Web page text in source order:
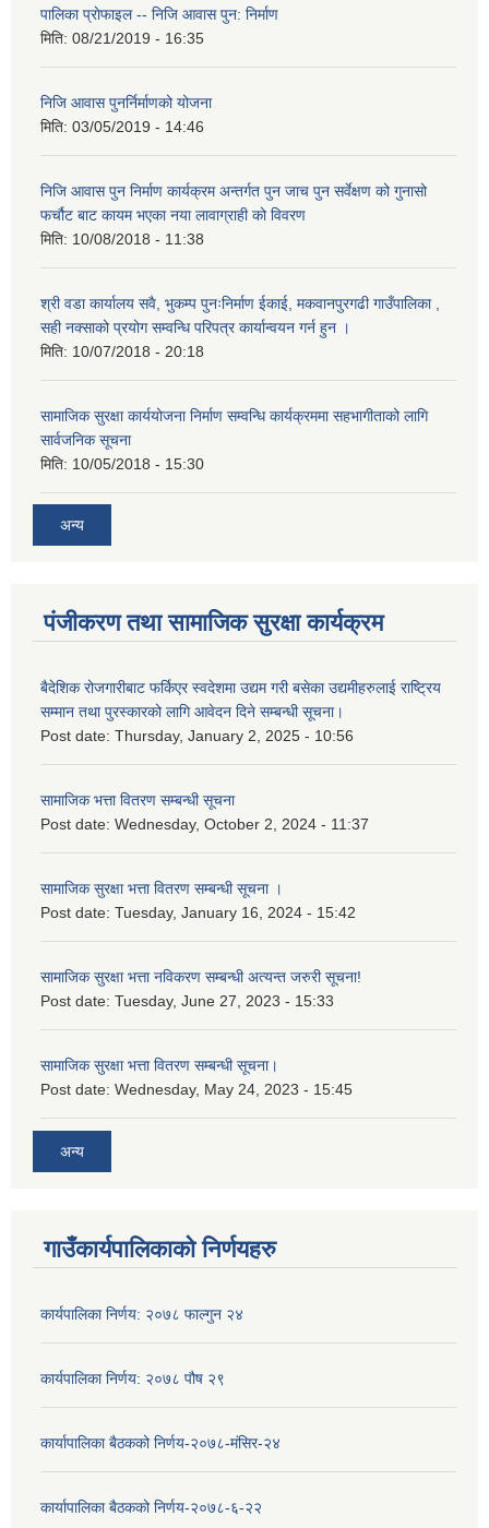
पालिका प्राेफाइल -- निजि आवास पुन: निर्माण
मिति: 08/21/2019 - 16:35
निजि आवास पुनर्निर्माणको योजना
मिति: 03/05/2019 - 14:46
निजि आवास पुन निर्माण कार्यक्रम अन्तर्गत पुन जाच पुन सर्वेक्षण को गुनासो
फर्चौट बाट कायम भएका नया लावाग्राही को विवरण
मिति: 10/08/2018 - 11:38
श्री वडा कार्यालय सवै, भुकम्प पुनःनिर्माण ईकाई, मकवानपुरगढी गाउँपालिका ,
सही नक्साको प्रयोग सम्वन्धि परिपत्र कार्यान्वयन गर्न हुन ।
मिति: 10/07/2018 - 20:18
सामाजिक सुरक्षा कार्ययोजना निर्माण सम्वन्धि कार्यक्रममा सहभागीताको लागि
सार्वजनिक सूचना
मिति: 10/05/2018 - 15:30
अन्य
पंजीकरण तथा सामाजिक सुरक्षा कार्यक्रम
बैदेशिक रोजगारीबाट फर्किएर स्वदेशमा उद्यम गरी बसेका उद्यमीहरुलाई राष्‍ट्रिय
सम्मान तथा पुरस्कारको लागि आवेदन दिने सम्बन्धी सूचना।
Post date: Thursday, January 2, 2025 - 10:56
सामाजिक भत्ता वितरण सम्बन्धी सूचना
Post date: Wednesday, October 2, 2024 - 11:37
सामाजिक सुरक्षा भत्ता वितरण सम्बन्धी सूचना ।
Post date: Tuesday, January 16, 2024 - 15:42
सामाजिक सुरक्षा भत्ता नविकरण सम्बन्धी अत्यन्त जरुरी सूचना!
Post date: Tuesday, June 27, 2023 - 15:33
सामाजिक सुरक्षा भत्ता वितरण सम्बन्धी सूचना।
Post date: Wednesday, May 24, 2023 - 15:45
अन्य
गाउँकार्यपालिकाको निर्णयहरु
कार्यपालिका निर्णय: २०७८ फाल्गुन २४
कार्यपालिका निर्णय: २०७८ पौष २९
कार्यापालिका बैठकको निर्णय-२०७८-मंसिर-२४
कार्यापालिका बैठकको निर्णय-२०७८-६-२२